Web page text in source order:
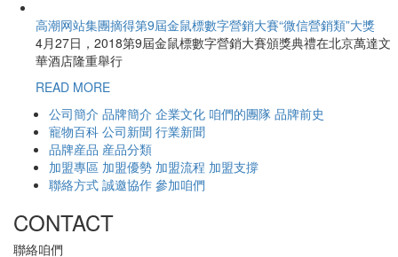
高潮网站集團摘得第9屆金鼠標數字營銷大賽“微信營銷類”大獎
4月27日，2018第9屆金鼠標數字營銷大賽頒獎典禮在北京萬達文
華酒店隆重舉行
READ MORE
公司簡介 品牌簡介 企業文化 咱們的團隊 品牌前史
寵物百科 公司新聞 行業新聞
品牌産品 産品分類
加盟專區 加盟優勢 加盟流程 加盟支撐
聯絡方式 誠邀協作 參加咱們
CONTACT
聯絡咱們